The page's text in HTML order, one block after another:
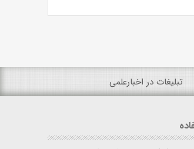
تبلیغات در اخبارعلمی